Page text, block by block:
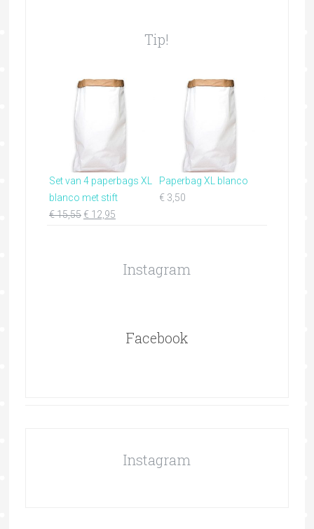
Tip!
Set van 4 paperbags XL
blanco met stift
€15,55 €12,95
Paperbag XL blanco
€ 3,50
Instagram
Facebook
Instagram